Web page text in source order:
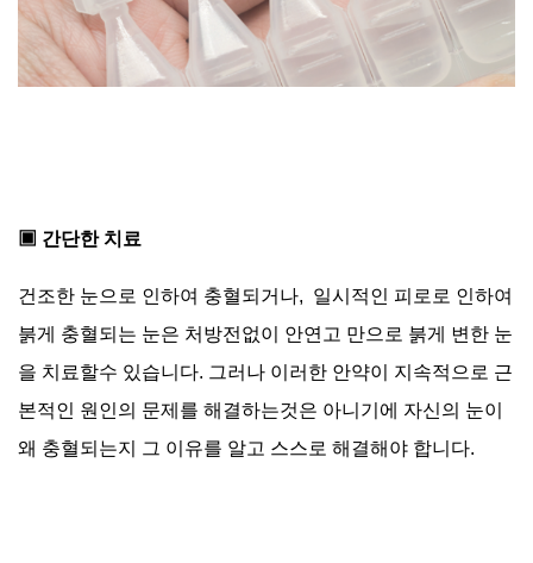
▣ 간단한 치료
건조한 눈으로 인하여 충혈되거나, 일시적인 피로로 인하여
붉게 충혈되는 눈은 처방전없이 안연고 만으로 붉게 변한 눈
을 치료할수 있습니다. 그러나 이러한 안약이 지속적으로 근
본적인 원인의 문제를 해결하는것은 아니기에 자신의 눈이
왜 충혈되는지 그 이유를 알고 스스로 해결해야 합니다.